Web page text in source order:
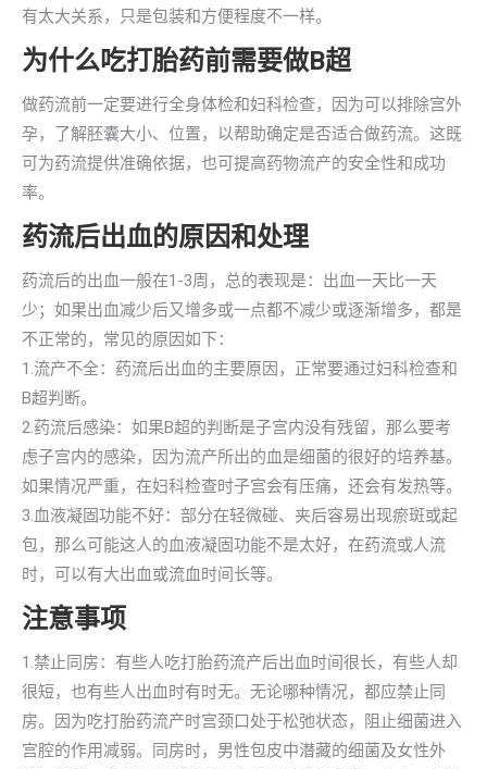
有太大关系，只是包装和方便程度不一样。
为什么吃打胎药前需要做B超
做药流前一定要进行全身体检和妇科检查，因为可以排除宫外
孕，了解胚囊大小、位置，以帮助确定是否适合做药流。这既
可为药流提供准确依据，也可提高药物流产的安全性和成功
率。
药流后出血的原因和处理
药流后的出血一般在1-3周，总的表现是：出血一天比一天
少；如果出血减少后又增多或一点都不减少或逐渐增多，都是
不正常的，常见的原因如下：
1.流产不全：药流后出血的主要原因，正常要通过妇科检查和
B超判断。
2.药流后感染：如果B超的判断是子宫内没有残留，那么要考
虑子宫内的感染，因为流产所出的血是细菌的很好的培养基。
如果情况严重，在妇科检查时子宫会有压痛，还会有发热等。
3.血液凝固功能不好：部分在轻微碰、夹后容易出现瘀斑或起
包，那么可能这人的血液凝固功能不是太好，在药流或人流
时，可以有大出血或流血时间长等。
注意事项
1.禁止同房：有些人吃打胎药流产后出血时间很长，有些人却
很短，也有些人出血时有时无。无论哪种情况，都应禁止同
房。因为吃打胎药流产时宫颈口处于松弛状态，阻止细菌进入
宫腔的作用减弱。同房时，男性包皮中潜藏的细菌及女性外